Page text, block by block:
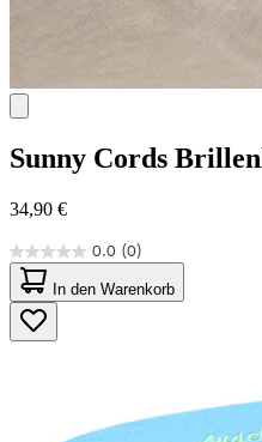
Sunny Cords
34,90 €
0.0 (0)
0.0
von
5
Sternen.
In den Warenkorb